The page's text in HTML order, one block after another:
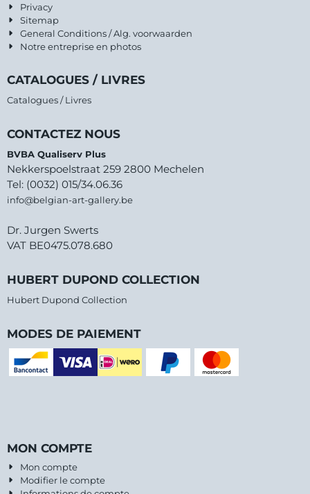
Privacy
Sitemap
General Conditions / Alg. voorwaarden
Notre entreprise en photos
CATALOGUES / LIVRES
Catalogues / Livres
CONTACTEZ NOUS
BVBA Qualiserv Plus
Nekkerspoelstraat 259 2800 Mechelen
Tel: (0032) 015/34.06.36
info@belgian-art-gallery.be
Dr. Jurgen Swerts
VAT BE0475.078.680
HUBERT DUPOND COLLECTION
Hubert Dupond Collection
MODES DE PAIEMENT
MON COMPTE
Mon compte
Modifier le compte